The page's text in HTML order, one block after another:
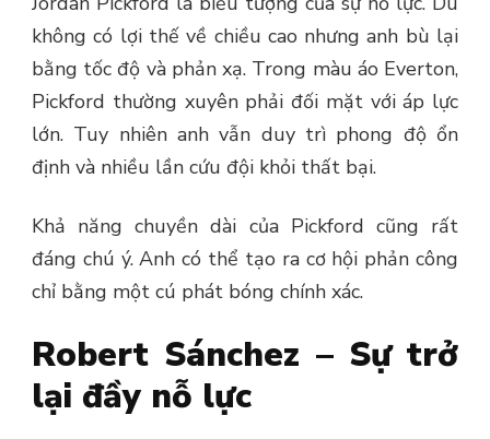
không có lợi thế về chiều cao nhưng anh bù lại
bằng tốc độ và phản xạ. Trong màu áo Everton,
Pickford thường xuyên phải đối mặt với áp lực
lớn. Tuy nhiên anh vẫn duy trì phong độ ổn
định và nhiều lần cứu đội khỏi thất bại.
Khả năng chuyền dài của Pickford cũng rất
đáng chú ý. Anh có thể tạo ra cơ hội phản công
chỉ bằng một cú phát bóng chính xác.
Robert Sánchez – Sự trở
lại đầy nỗ lực